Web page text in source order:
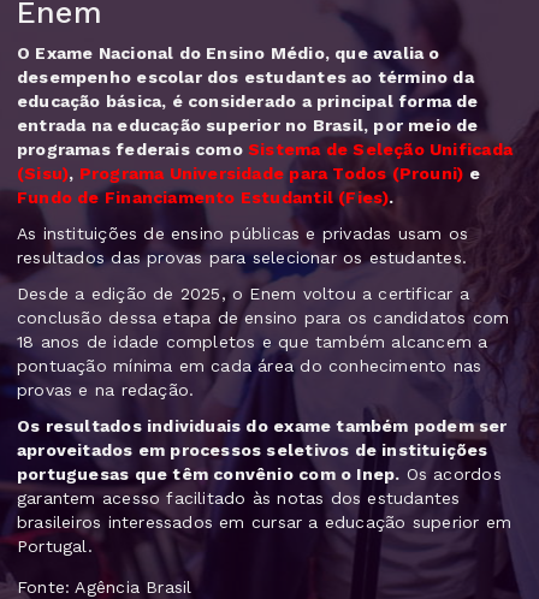
Enem
O Exame Nacional do Ensino Médio, que avalia o
desempenho escolar dos estudantes ao término da
educação básica, é considerado a principal forma de
entrada na educação superior no Brasil, por meio de
programas federais comoSistema de Seleção Unificada
(Sisu), Programa Universidade para Todos (Prouni) e
Fundo de Financiamento Estudantil (Fies).
As instituições de ensino públicas e privadas usam os
resultados das provas para selecionar os estudantes.
Desde a edição de 2025, o Enem voltou a certificar a
conclusão dessa etapa de ensino para os candidatos com
18 anos de idade completos e que também alcancem a
pontuação mínima em cada área do conhecimento nas
provas e na redação.
Os resultados individuais do exame também podem ser
aproveitados em processos seletivos de instituições
portuguesas que têm convênio com o Inep. Os acordos
garantem acesso facilitado às notas dos estudantes
brasileiros interessados em cursar a educação superior em
Portugal.
Fonte: Agência Brasil